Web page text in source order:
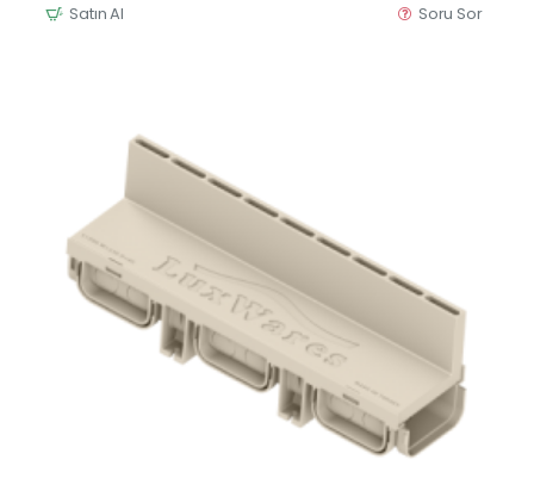
Satın Al Soru Sor